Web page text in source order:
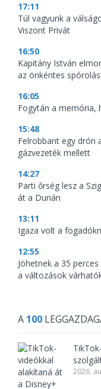
17:11
Túl vagyunk a
Viszont Privát
16:50
Kapitány István
az önkéntes
16:05
Fogytán a memória,
15:48
Felrobbant egy drón
gázvezeték mellett
14:27
Parti őrség lesz a
át a Dunán
13:11
Igaza volt a
12:55
Jöhetnek a 35
a változások
A 100
2026.